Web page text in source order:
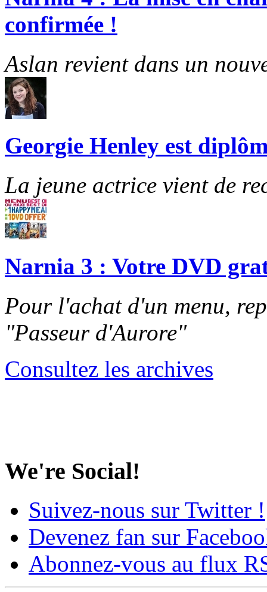
confirmée !
Aslan revient dans un
Georgie Henley est
La jeune actrice vient de
Narnia 3 : Votre DVD
Pour l'achat d'un menu,
"Passeur d'Aurore"
Consultez les archives
We're Social!
Suivez-nous sur Twitter !
Devenez fan sur
Abonnez-vous au flux